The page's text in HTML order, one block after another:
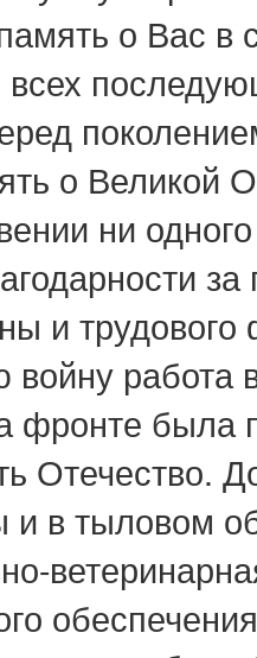
о Вас в
всех
о Великой
ни
за
и
войну работа
фронте была
Отечество.
в тыловом